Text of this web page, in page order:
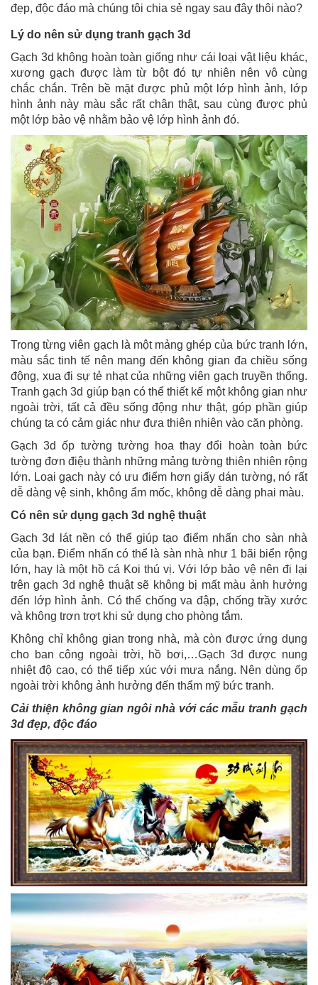
đẹp, độc đáo mà chúng tôi chia sẻ ngay sau đây thôi nào?
Lý do nên sử dụng tranh gạch 3d
Gạch 3d không hoàn toàn giống như cái loại vật liệu khác,
xương gạch được làm từ bột đó tự nhiên nên vô cùng
chắc chắn. Trên bề mặt được phủ một lớp hình ảnh, lớp
hình ảnh này màu sắc rất chân thật, sau cùng được phủ
một lớp bảo vệ nhằm bảo vệ lớp hình ảnh đó.
Trong từng viên gạch là một mảng ghép của bức tranh lớn,
màu sắc tinh tế nên mang đến không gian đa chiều sống
động, xua đi sự tẻ nhạt của những viên gạch truyền thống.
Tranh gạch 3d giúp bạn có thể thiết kế một không gian như
ngoài trời, tất cả đều sống động như thật, góp phần giúp
chúng ta có cảm giác như đưa thiên nhiên vào căn phòng.
Gạch 3d ốp tường tường hoa thay đổi hoàn toàn bức
tường đơn điệu thành những mảng tường thiên nhiên rộng
lớn. Loại gạch này có ưu điểm hơn giấy dán tường, nó rất
dễ dàng vệ sinh, không ẩm mốc, không dễ dàng phai màu.
Có nên sử dụng gạch 3d nghệ thuật
Gạch 3d lát nền có thể giúp tạo điểm nhấn cho sàn nhà
của bạn. Điểm nhấn có thể là sàn nhà như 1 bãi biển rộng
lớn, hay là một hồ cá Koi thú vị. Với lớp bảo vệ nên đi lại
trên gạch 3d nghệ thuật sẽ không bị mất màu ảnh hưởng
đến lớp hình ảnh. Có thể chống va đập, chống trầy xước
và không trơn trợt khi sử dụng cho phòng tắm.
Không chỉ không gian trong nhà, mà còn được ứng dụng
cho ban công ngoài trời, hồ bơi,…Gạch 3d được nung
nhiệt độ cao, có thể tiếp xúc với mưa nắng. Nên dùng ốp
ngoài trời không ảnh hưởng đến thẩm mỹ bức tranh.
Cải thiện không gian ngôi nhà với các mẫu tranh gạch
3d đẹp, độc đáo